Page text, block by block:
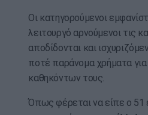
Οι κατηγορούμενοι
λειτουργό αρνούμενοι τις
αποδίδονται και
ποτέ παράνομα χρήματα
καθηκόντων τους.
Όπως φέρεται να είπε ο 51